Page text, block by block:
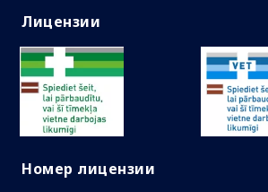
Лицензии
Номер лицензии